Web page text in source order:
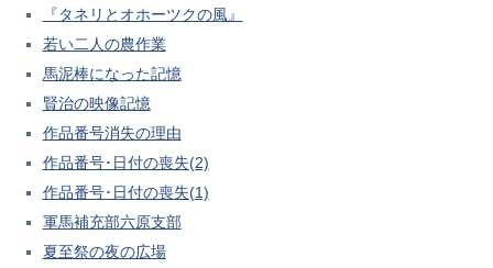
『タネリとオホーツクの風』
若い二人の農作業
馬泥棒になった記憶
賢治の映像記憶
作品番号消失の理由
作品番号･日付の喪失(2)
作品番号･日付の喪失(1)
軍馬補充部六原支部
夏至祭の夜の広場